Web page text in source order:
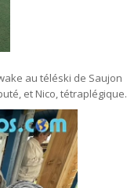
au téléski de Saujon
et Nico, tétraplégique.